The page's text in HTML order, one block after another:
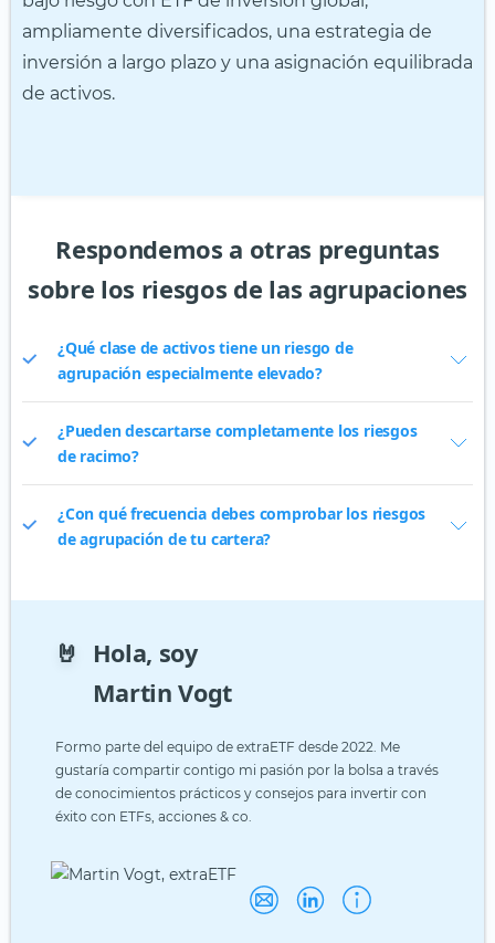
ampliamente diversificados, una estrategia de
inversión a largo plazo y una asignación equilibrada
de activos.
Respondemos a otras preguntas
sobre los riesgos de las agrupaciones
¿Qué clase de activos tiene un riesgo de
agrupación especialmente elevado?
¿Pueden descartarse completamente los riesgos
de racimo?
¿Con qué frecuencia debes comprobar los riesgos
de agrupación de tu cartera?
🤘
Hola, soy
Martin Vogt
Formo parte del equipo de extraETF desde 2022. Me
gustaría compartir contigo mi pasión por la bolsa a través
de conocimientos prácticos y consejos para invertir con
éxito con ETFs, acciones & co.